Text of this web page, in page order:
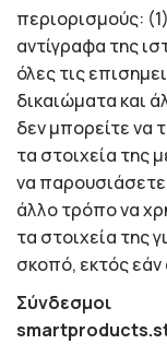
περιορισμούς:
αντίγραφα της
όλες τις
δικαιώματα και
δεν μπορείτε να
τα στοιχεία της
να παρουσιάσετε
άλλο τρόπο να
τα στοιχεία της
σκοπό, εκτός